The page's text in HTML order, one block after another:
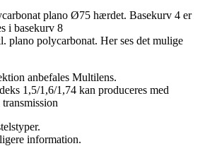
plano Ø75 hærdet. Basekurv 4 er
i basekurv 8
polycarbonat. Her ses det mulige
anbefales Multilens.
1,5/1,6/1,74 kan produceres med
information.